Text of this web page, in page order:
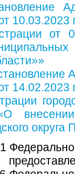
10.03.2023
14.02.2023
округа